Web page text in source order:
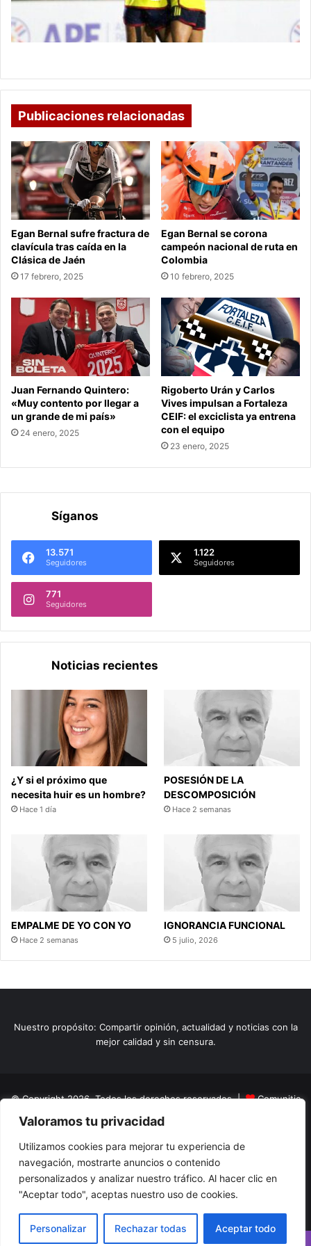
Valoramos tu privacidad
Utilizamos cookies para mejorar tu experiencia de
navegación, mostrarte anuncios o contenido
personalizados y analizar nuestro tráfico. Al hacer clic en
"Aceptar todo", aceptas nuestro uso de cookies.
Personalizar Rechazar todas Aceptar todo
Publicaciones relacionadas
Egan Bernal sufre fractura de
clavícula tras caída en la
Clásica de Jaén
17 febrero, 2025
Egan Bernal se corona
campeón nacional de ruta en
Colombia
10 febrero, 2025
Juan Fernando Quintero:
«Muy contento por llegar a
un grande de mi país»
24 enero, 2025
Rigoberto Urán y Carlos
Vives impulsan a Fortaleza
CEIF: el exciclista ya entrena
con el equipo
23 enero, 2025
Síganos
13.571
Seguidores
1.122
Seguidores
771
Seguidores
Noticias recientes
¿Y si el próximo que
necesita huir es un hombre?
Hace 1 día
POSESIÓN DE LA
DESCOMPOSICIÓN
Hace 2 semanas
EMPALME DE YO CON YO
Hace 2 semanas
IGNORANCIA FUNCIONAL
5 julio, 2026
Nuestro propósito: Compartir opinión, actualidad y noticias con la
mejor calidad y sin censura.
© Copyright 2026, Todos los derechos reservados |
Comunitic
SAS BICNit 901228106
Home
Actualidad Variedades Opinion Turismo
El Tinteadero
Caricaturas Reportajes
FacebookYouTubeInstagram